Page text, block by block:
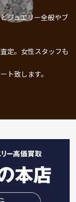
ジュエリー全般やブ
定。女性スタッフも
ト致します。